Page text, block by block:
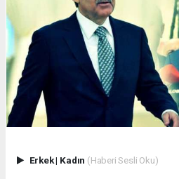
Erkek| Kadın (Haberi Sesli Oku)